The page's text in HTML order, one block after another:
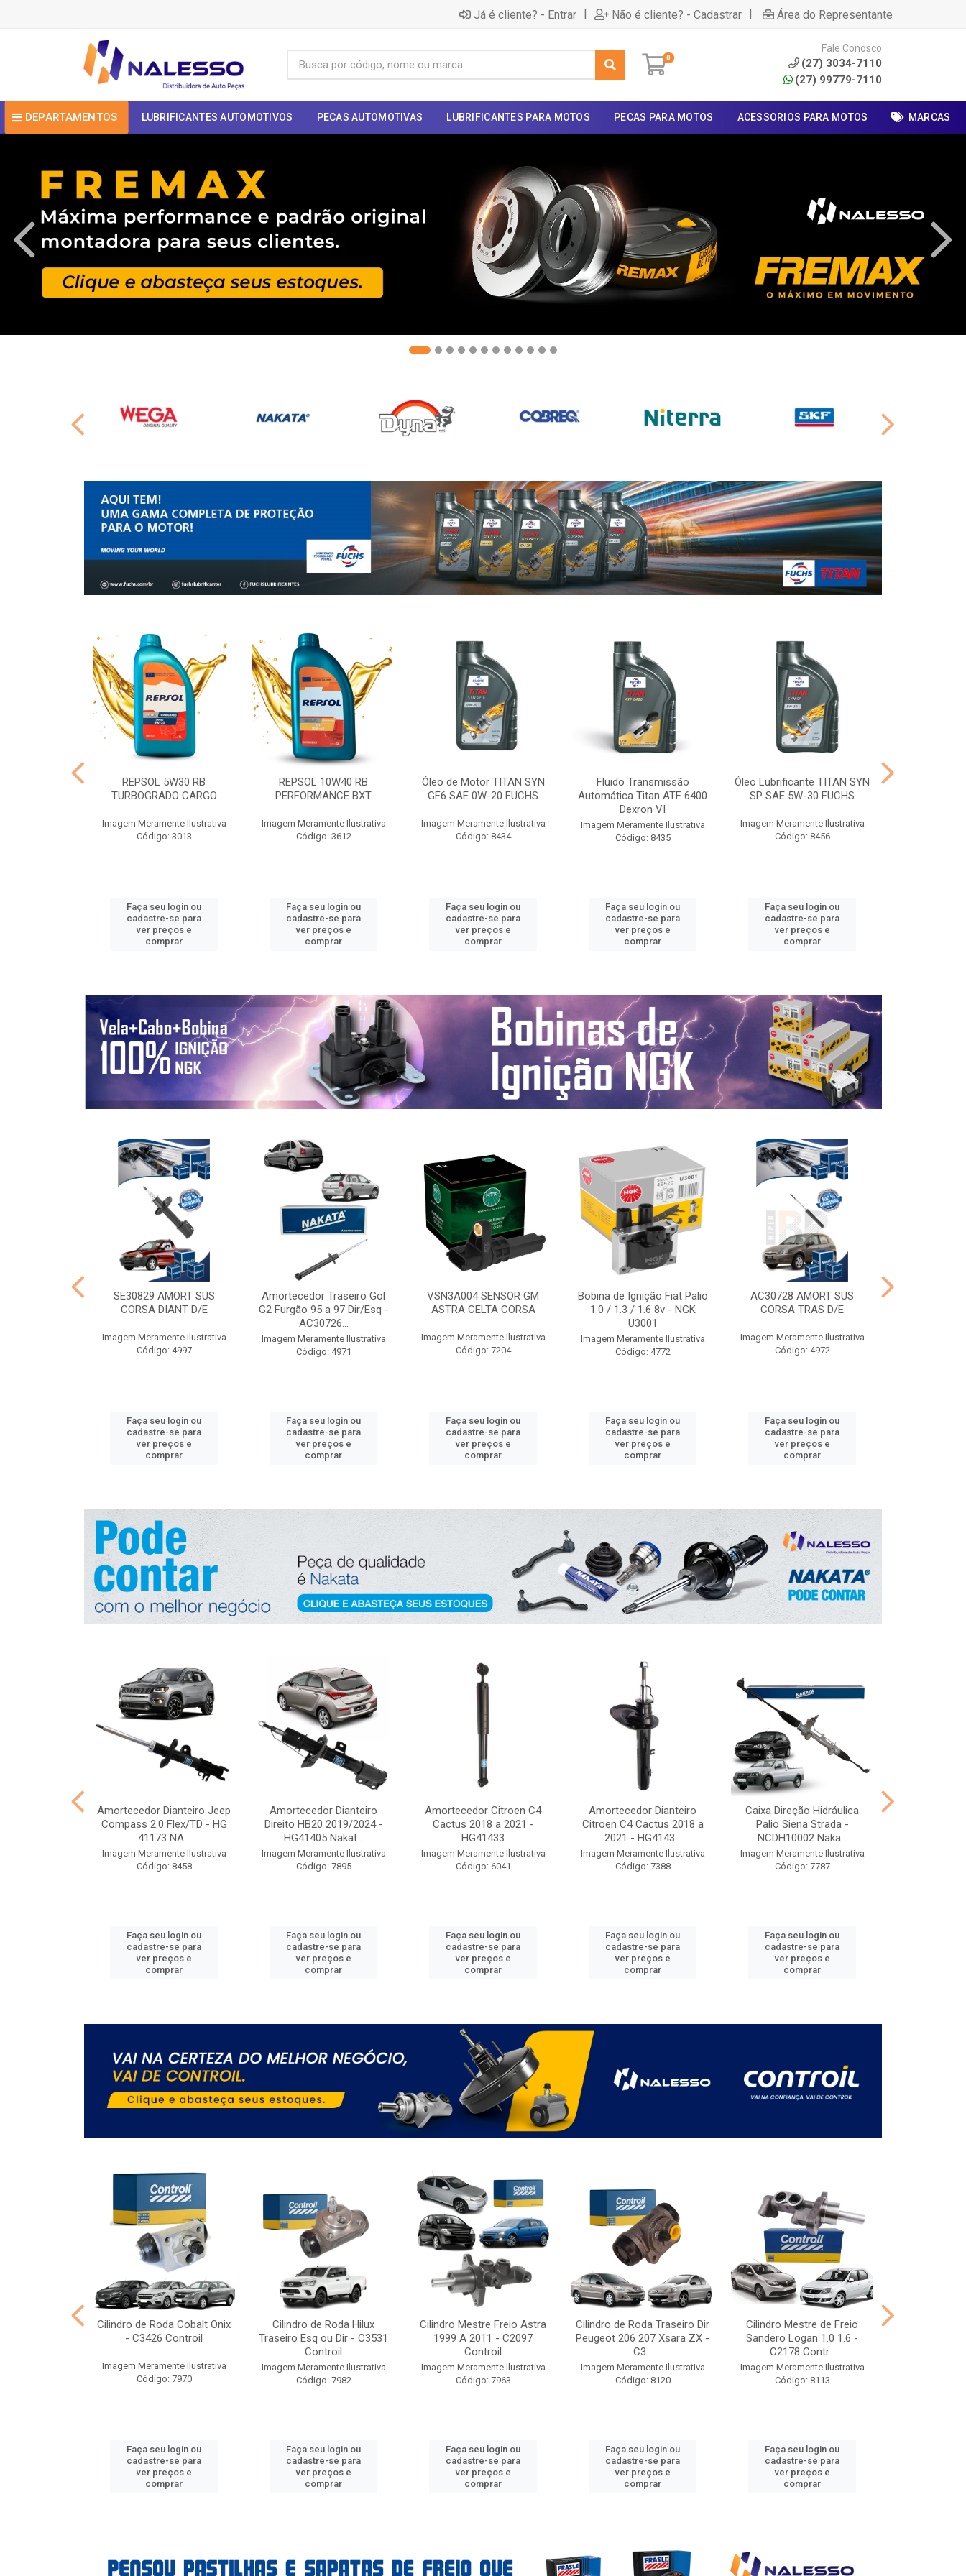
Já é cliente? - Entrar | Não é cliente? - Cadastrar | Área do Representante
0
Fale Conosco
(27) 3034-7110
(27) 99779-7110
DEPARTAMENTOS LUBRIFICANTES AUTOMOTIVOS PECAS AUTOMOTIVAS LUBRIFICANTES PARA MOTOS PECAS PARA MOTOS ACESSORIOS PARA MOTOS MARCAS
REPSOL 5W30 RB
TURBOGRADO CARGO
Imagem Meramente Ilustrativa
Código: 3013
Faça seu login ou
cadastre-se para
ver preços e
comprar
REPSOL 10W40 RB
PERFORMANCE BXT
Imagem Meramente Ilustrativa
Código: 3612
Faça seu login ou
cadastre-se para
ver preços e
comprar
Óleo de Motor TITAN SYN
GF6 SAE 0W-20 FUCHS
Imagem Meramente Ilustrativa
Código: 8434
Faça seu login ou
cadastre-se para
ver preços e
comprar
Fluido Transmissão
Automática Titan ATF 6400
Dexron VI
Imagem Meramente Ilustrativa
Código: 8435
Faça seu login ou
cadastre-se para
ver preços e
comprar
Óleo Lubrificante TITAN SYN
SP SAE 5W-30 FUCHS
Imagem Meramente Ilustrativa
Código: 8456
Faça seu login ou
cadastre-se para
ver preços e
comprar
SE30829 AMORT SUS
CORSA DIANT D/E
Imagem Meramente Ilustrativa
Código: 4997
Faça seu login ou
cadastre-se para
ver preços e
comprar
Amortecedor Traseiro Gol
G2 Furgão 95 a 97 Dir/Esq -
AC30726...
Imagem Meramente Ilustrativa
Código: 4971
Faça seu login ou
cadastre-se para
ver preços e
comprar
VSN3A004 SENSOR GM
ASTRA CELTA CORSA
Imagem Meramente Ilustrativa
Código: 7204
Faça seu login ou
cadastre-se para
ver preços e
comprar
Bobina de Ignição Fiat Palio
1.0 / 1.3 / 1.6 8v - NGK
U3001
Imagem Meramente Ilustrativa
Código: 4772
Faça seu login ou
cadastre-se para
ver preços e
comprar
AC30728 AMORT SUS
CORSA TRAS D/E
Imagem Meramente Ilustrativa
Código: 4972
Faça seu login ou
cadastre-se para
ver preços e
comprar
Amortecedor Dianteiro Jeep
Compass 2.0 Flex/TD - HG
41173 NA...
Imagem Meramente Ilustrativa
Código: 8458
Faça seu login ou
cadastre-se para
ver preços e
comprar
Amortecedor Dianteiro
Direito HB20 2019/2024 -
HG41405 Nakat...
Imagem Meramente Ilustrativa
Código: 7895
Faça seu login ou
cadastre-se para
ver preços e
comprar
Amortecedor Citroen C4
Cactus 2018 a 2021 -
HG41433
Imagem Meramente Ilustrativa
Código: 6041
Faça seu login ou
cadastre-se para
ver preços e
comprar
Amortecedor Dianteiro
Citroen C4 Cactus 2018 a
2021 - HG4143...
Imagem Meramente Ilustrativa
Código: 7388
Faça seu login ou
cadastre-se para
ver preços e
comprar
Caixa Direção Hidráulica
Palio Siena Strada -
NCDH10002 Naka...
Imagem Meramente Ilustrativa
Código: 7787
Faça seu login ou
cadastre-se para
ver preços e
comprar
Cilindro de Roda Cobalt Onix
- C3426 Controil
Imagem Meramente Ilustrativa
Código: 7970
Faça seu login ou
cadastre-se para
ver preços e
comprar
Cilindro de Roda Hilux
Traseiro Esq ou Dir - C3531
Controil
Imagem Meramente Ilustrativa
Código: 7982
Faça seu login ou
cadastre-se para
ver preços e
comprar
Cilindro Mestre Freio Astra
1999 A 2011 - C2097
Controil
Imagem Meramente Ilustrativa
Código: 7963
Faça seu login ou
cadastre-se para
ver preços e
comprar
Cilindro de Roda Traseiro Dir
Peugeot 206 207 Xsara ZX -
C3...
Imagem Meramente Ilustrativa
Código: 8120
Faça seu login ou
cadastre-se para
ver preços e
comprar
Cilindro Mestre de Freio
Sandero Logan 1.0 1.6 -
C2178 Contr...
Imagem Meramente Ilustrativa
Código: 8113
Faça seu login ou
cadastre-se para
ver preços e
comprar